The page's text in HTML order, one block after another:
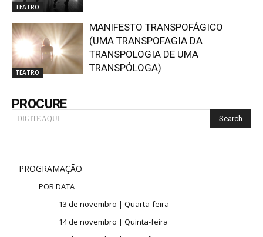
TEATRO
TEATRO
MANIFESTO TRANSPOFÁGICO
(UMA TRANSPOFAGIA DA
TRANSPOLOGIA DE UMA
TRANSPÓLOGA)
PROCURE
DIGITE AQUI Search
PROGRAMAÇÃO
POR DATA
13 de novembro | Quarta-feira
14 de novembro | Quinta-feira